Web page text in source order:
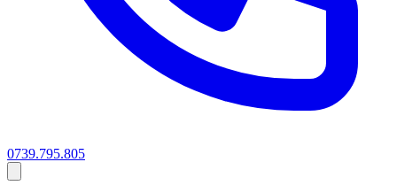
0739.795.805